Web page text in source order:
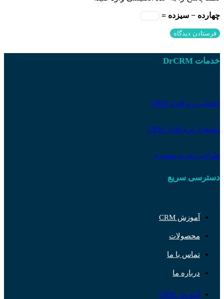
چهارده − سیزده =
خدمات DrCRM
انتخاب نرم افزار CRM
استقرار نرم افزار CRM
طراحی تجربه مشتری
دسترسی سریع
آموزش CRM
محصولات
تماس با ما
درباره ما
آموزش CRM